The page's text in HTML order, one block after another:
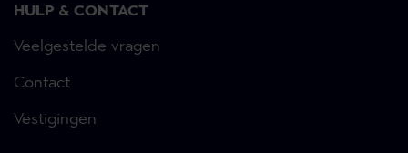
HULP & CONTACT
Veelgestelde vragen
Contact
Vestigingen